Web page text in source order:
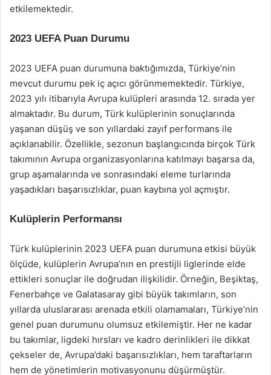
etkilemektedir.
2023 UEFA Puan Durumu
2023 UEFA puan durumuna baktığımızda, Türkiye’nin
mevcut durumu pek iç açıcı görünmemektedir. Türkiye,
2023 yılı itibarıyla Avrupa kulüpleri arasında 12. sırada yer
almaktadır. Bu durum, Türk kulüplerinin sonuçlarında
yaşanan düşüş ve son yıllardaki zayıf performans ile
açıklanabilir. Özellikle, sezonun başlangıcında birçok Türk
takımının Avrupa organizasyonlarına katılmayı başarsa da,
grup aşamalarında ve sonrasındaki eleme turlarında
yaşadıkları başarısızlıklar, puan kaybına yol açmıştır.
Kulüplerin Performansı
Türk kulüplerinin 2023 UEFA puan durumuna etkisi büyük
ölçüde, kulüplerin Avrupa’nın en prestijli liglerinde elde
ettikleri sonuçlar ile doğrudan ilişkilidir. Örneğin, Beşiktaş,
Fenerbahçe ve Galatasaray gibi büyük takımların, son
yıllarda uluslararası arenada etkili olamamaları, Türkiye’nin
genel puan durumunu olumsuz etkilemiştir. Her ne kadar
bu takımlar, ligdeki hırsları ve kadro derinlikleri ile dikkat
çekseler de, Avrupa’daki başarısızlıkları, hem taraftarların
hem de yönetimlerin motivasyonunu düşürmüştür.